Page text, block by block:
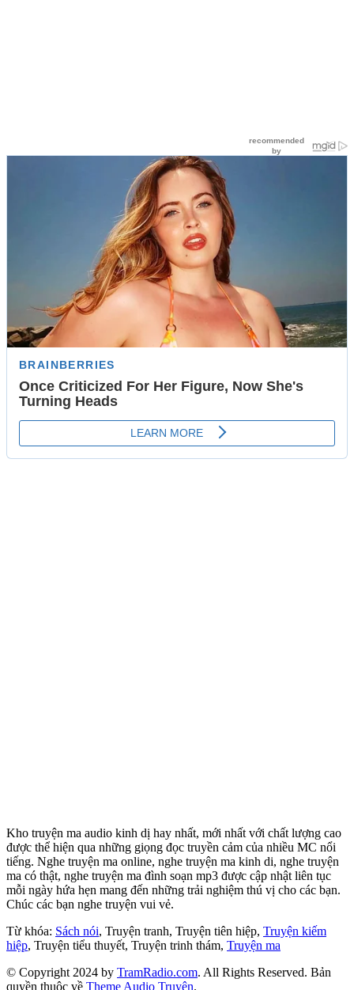
Kho truyện ma audio kinh dị hay nhất, mới nhất với chất lượng cao
được thể hiện qua những giọng đọc truyền cảm của nhiều MC nổi
tiếng. Nghe truyện ma online, nghe truyện ma kinh di, nghe truyện
ma có thật, nghe truyện ma đình soạn mp3 được cập nhật liên tục
mỗi ngày hứa hẹn mang đến những trải nghiệm thú vị cho các bạn.
Chúc các bạn nghe truyện vui vẻ.
Từ khóa: Sách nói, Truyện tranh, Truyện tiên hiệp, Truyện kiếm
hiệp, Truyện tiểu thuyết, Truyện trinh thám, Truyện ma
© Copyright 2024 by TramRadio.com. All Rights Reserved. Bản
quyền thuộc về Theme Audio Truyện.